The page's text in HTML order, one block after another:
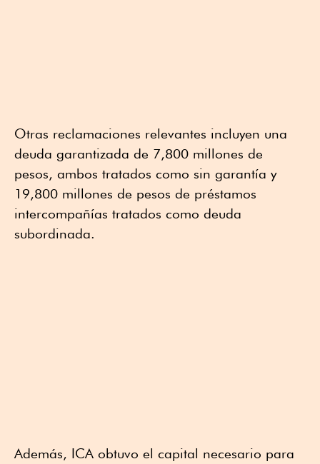
Otras reclamaciones relevantes incluyen una
deuda garantizada de 7,800 millones de
pesos, ambos tratados como sin garantía y
19,800 millones de pesos de préstamos
intercompañías tratados como deuda
subordinada.
Además, ICA obtuvo el capital necesario para